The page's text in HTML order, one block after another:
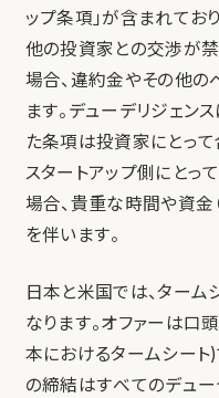
ップ条項」が含まれてお
他の投資家との交渉が
場合、違約金やその他の
ます。デューデリジェン
た条項は投資家にとって
スタートアップ側にとっ
場合、貴重な時間や資金
を伴います。
日本と米国では、ター
なります。オファーは
本におけるタームシート
の締結はすべてのデュ